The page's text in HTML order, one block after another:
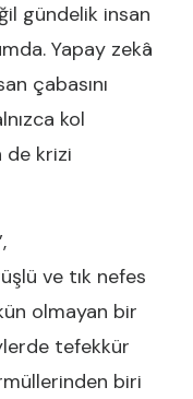
gündelik insan
Yapay zekâ
çabasını
kol
de krizi
ve tık nefes
olmayan bir
tefekkür
biri